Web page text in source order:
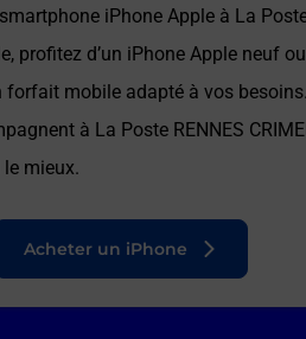
iPhone Apple à La
profitez d’un iPhone Apple neuf
forfait mobile adapté à vos
à La Poste RENNES
mieux.
Acheter un iPhone